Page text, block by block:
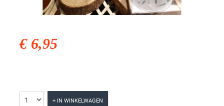
€ 6,95
+ IN WINKELWAGEN